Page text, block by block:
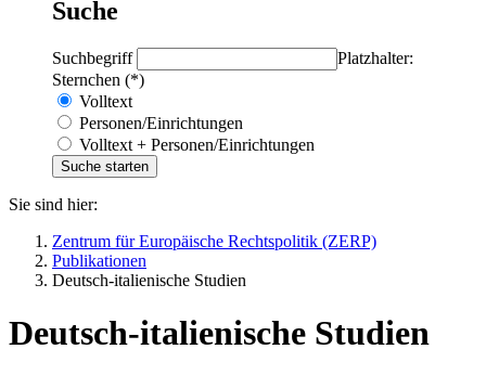
Suche
Suchbegriff
Platzhalter:
Sternchen (*)
Volltext
Personen/Einrichtungen
Volltext + Personen/Einrichtungen
Sie sind hier:
Zentrum für Europäische Rechtspolitik (ZERP)
Publikationen
Deutsch-italienische Studien
Deutsch-italienische Studien